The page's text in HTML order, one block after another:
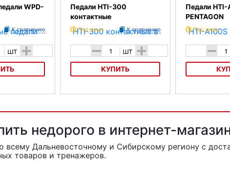
WPD-
К сравнению
шт +
Педали HTI-300
контактные
Под заказ К сравнению
- шт +
КУПИТЬ
Педали HTI-
PENTAGON
Под заказ
-
недорого в интернет-
всему Дальневосточному и Сибирскому региону с
товаров и тренажеров.